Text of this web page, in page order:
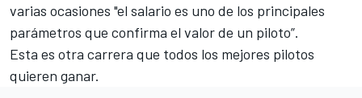
varias ocasiones "el salario es uno de los principales
parámetros que confirma el valor de un piloto”.
Esta es otra carrera que todos los mejores pilotos
quieren ganar.